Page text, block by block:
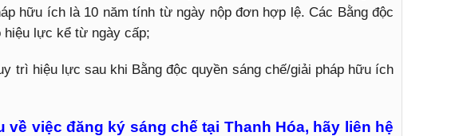
hữu ích là 10 năm tính từ ngày nộp đơn hợp lệ. Các Bằng độc
hiệu lực kể từ ngày cấp;
trì hiệu lực sau khi Bằng độc quyền sáng chế/giải pháp hữu ích
về việc đăng ký sáng chế tại Thanh Hóa, hãy liên hệ